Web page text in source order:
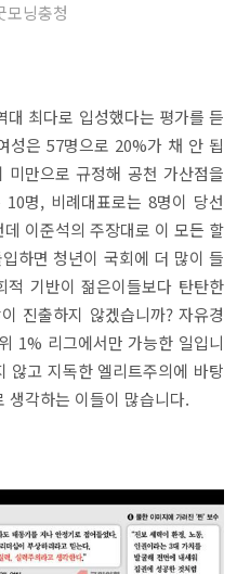
모닝충청
최다로 입성했다는 평가를 듣
성은 57명으로 20%가 채 안 됩
만으로 규정해 공천 가산점을
명, 비례대표로는 8명이 당선
이준석의 주장대로 이 모든 할
하면 청년이 국회에 더 많이 들
적 기반이 젊은이들보다 탄탄한
진출하지 않겠습니까? 자유경
1% 리그에서만 가능한 일입니
않고 지독한 엘리트주의에 바탕
생각하는 이들이 많습니다.